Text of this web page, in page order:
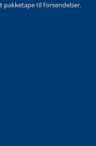
pakketape til forsendelser.